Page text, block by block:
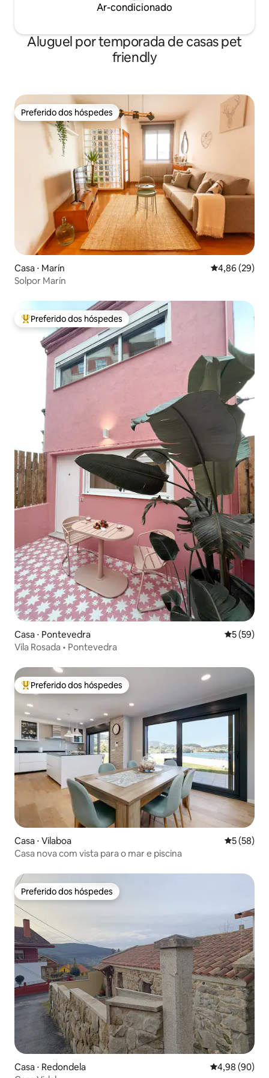
Ar-condicionado
Aluguel por temporada de casas pet
friendly
Preferido dos hóspedes
Preferido dos hóspedes
Casa ⋅ Marín 4,86 de uma
4,86 (29)
Solpor Marín
Entre os melhores preferidos dos hóspedes
Preferido dos hóspedes
Casa ⋅ Pontevedra 5 de uma
5 (59)
Vila Rosada • Pontevedra
Entre os melhores preferidos dos hóspedes
Preferido dos hóspedes
Casa ⋅ Vilaboa 5 de uma
5 (58)
Casa nova com vista para o mar e piscina
Preferido dos hóspedes
Preferido dos hóspedes
Casa ⋅ Redondela 4,98 de uma
4,98 (90)